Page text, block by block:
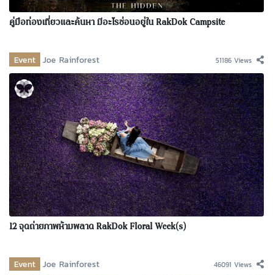
คู่มือท่องเที่ยวและค้นหา มีอะไรซ่อนอยู่ใน RakDok Campsite
Event Joe Rainforest 51186 Views
12 จุดถ่ายภาพห้ามพลาด RakDok Floral Week(s)
Event Joe Rainforest 46091 Views